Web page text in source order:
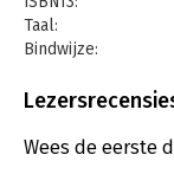
voor stellen of
Taal:
Bindwijze:
Uitgever:
Verschijningsdatum:
Wees de eerste